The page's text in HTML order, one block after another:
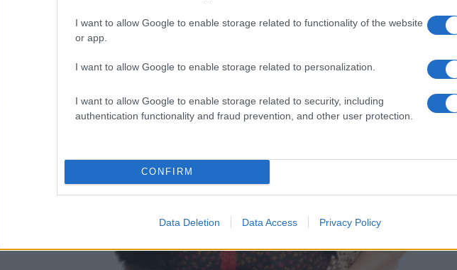
I want to allow Google to enable storage related to functionality of the website
or app.
I want to allow Google to enable storage related to personalization.
I want to allow Google to enable storage related to security, including
authentication functionality and fraud prevention, and other user protection.
CONFIRM
Data Deletion Data Access Privacy Policy